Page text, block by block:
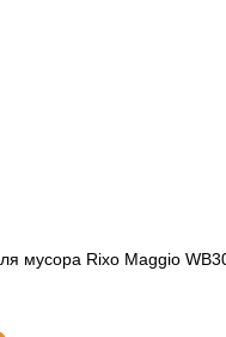
мусора Rixo Maggio